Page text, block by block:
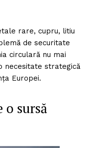
rare, cupru, litiu
de securitate
circulară nu mai
necesitate strategică
Europei.
o sursă